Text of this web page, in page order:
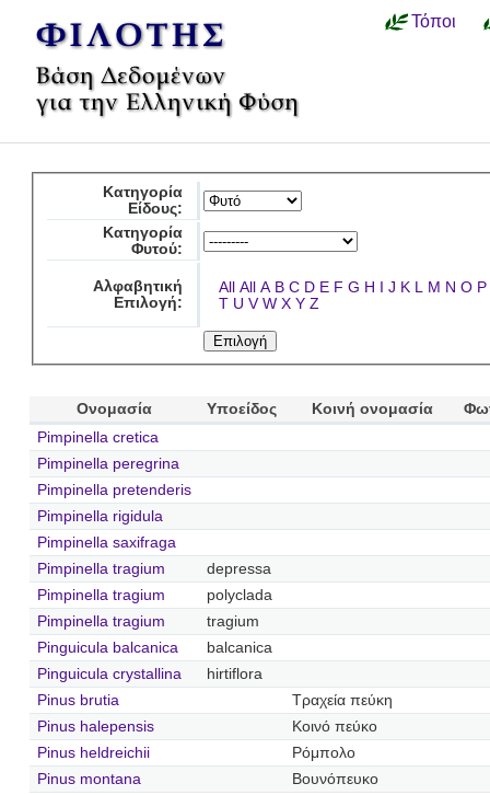
Τόποι
Κατηγορία
Είδους:
Κατηγορία
Φυτού:
Αλφαβητική
Επιλογή:
All All A B C D E F G H I J K L M N O P
T U V W X Y Z
Ονομασία Υποείδος Κοινή ονομασία
Pimpinella cretica
Pimpinella peregrina
Pimpinella pretenderis
Pimpinella rigidula
Pimpinella saxifraga
Pimpinella tragium
depressa
Pimpinella tragium
polyclada
Pimpinella tragium
tragium
Pinguicula balcanica
balcanica
Pinguicula crystallina
hirtiflora
Pinus brutia
Τραχεία πεύκη
Pinus halepensis
Κοινό πεύκο
Pinus heldreichii
Ρόμπολο
Pinus montana
Βουνόπευκο